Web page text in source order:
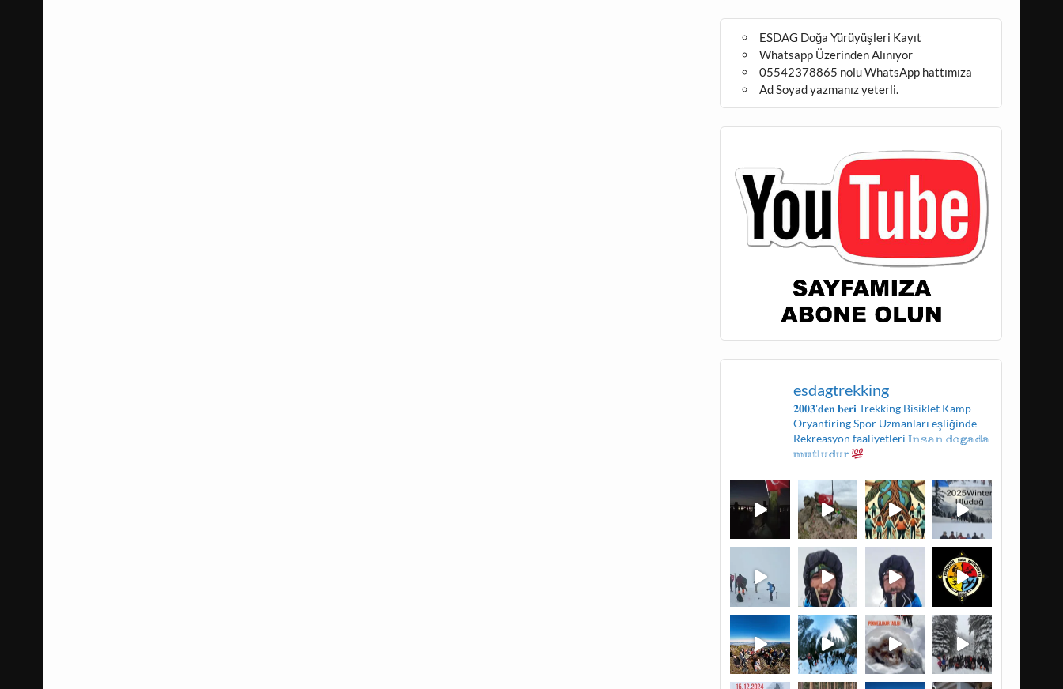
ESDAG Doğa Yürüyüşleri Kayıt
Whatsapp Üzerinden Alınıyor
05542378865 nolu WhatsApp hattımıza
Ad Soyad yazmanız yeterli.
esdagtrekking
𝟐𝟎𝟎𝟑'𝐝𝐞𝐧 𝐛𝐞𝐫𝐢Trekking Bisiklet Kamp
OryantiringSpor Uzmanları eşliğinde
Rekreasyon faaliyetleri 𝕀𝕟𝕤𝕒𝕟 𝕕𝕠𝕘𝕒𝕕𝕒
𝕞𝕦𝕥𝕝𝕦𝕕𝕦𝕣